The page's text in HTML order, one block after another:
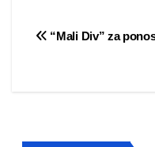
Post
“Mali Div” za